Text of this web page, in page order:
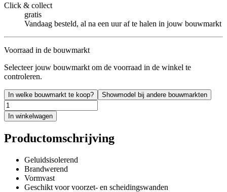
Click & collect
gratis
Vandaag besteld, al na een uur af te halen in jouw bouwmarkt
Voorraad in de bouwmarkt
Selecteer jouw bouwmarkt om de voorraad in de winkel te
controleren.
In welke bouwmarkt te koop? Showmodel bij andere bouwmarkten
In winkelwagen
Productomschrijving
Geluidsisolerend
Brandwerend
Vormvast
Geschikt voor voorzet- en scheidingswanden